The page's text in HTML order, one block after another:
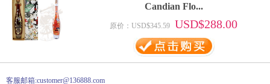
Candian Flo...
原价：USD$345.59 USD$288.00
客服邮箱:customer@136888.com